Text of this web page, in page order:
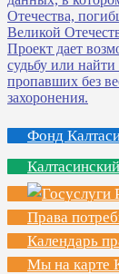
Фонд
Права
Календарь
Мы на карте